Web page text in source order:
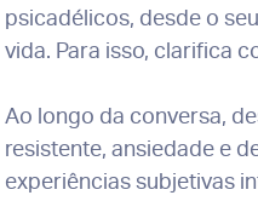
psicadélicos, desde o
vida. Para isso, clarifica
Ao longo da conversa,
resistente, ansiedade e
experiências subjetivas